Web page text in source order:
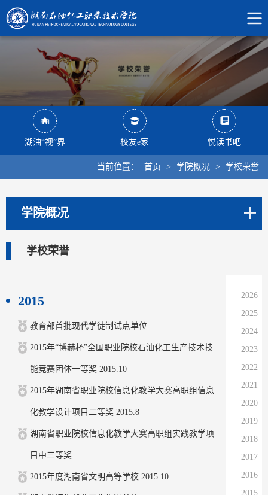
湖油“视”界 校友e家 悦读书吧
当前位置： 首页 > 学院概况 > 学校荣誉
学院概况
学校荣誉
2015
教育部首批现代学徒制试点单位
2015年“博赫杯”全国职业院校石油化工生产技术技
能竞赛团体一等奖 2015.10
2015年湖南省职业院校信息化教学大赛高职组信息
化教学设计项目二等奖 2015.8
湖南省职业院校信息化教学大赛高职组实践教学项
目中三等奖
2015年度湖南省文明高等学校 2015.10
2026
2025
2024
2023
2022
2021
2020
2019
2018
2017
2016
2015